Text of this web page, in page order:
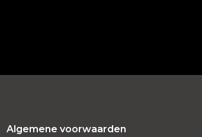
Algemene voorwaarden